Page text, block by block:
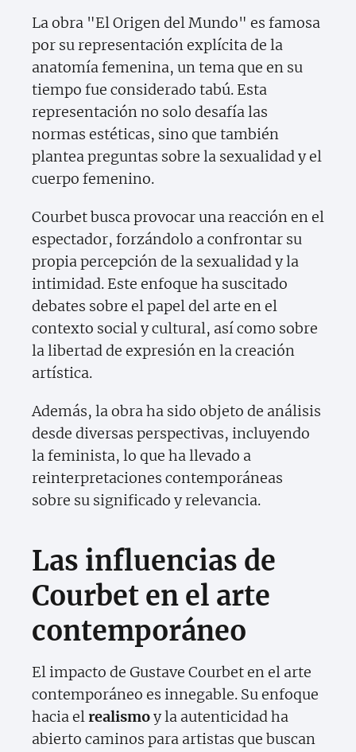
La obra "El Origen del Mundo" es famosa
por su representación explícita de la
anatomía femenina, un tema que en su
tiempo fue considerado tabú. Esta
representación no solo desafía las
normas estéticas, sino que también
plantea preguntas sobre la sexualidad y el
cuerpo femenino.
Courbet busca provocar una reacción en el
espectador, forzándolo a confrontar su
propia percepción de la sexualidad y la
intimidad. Este enfoque ha suscitado
debates sobre el papel del arte en el
contexto social y cultural, así como sobre
la libertad de expresión en la creación
artística.
Además, la obra ha sido objeto de análisis
desde diversas perspectivas, incluyendo
la feminista, lo que ha llevado a
reinterpretaciones contemporáneas
sobre su significado y relevancia.
Las influencias de
Courbet en el arte
contemporáneo
El impacto de Gustave Courbet en el arte
contemporáneo es innegable. Su enfoque
hacia elrealismoy la autenticidad ha
abierto caminos para artistas que buscan